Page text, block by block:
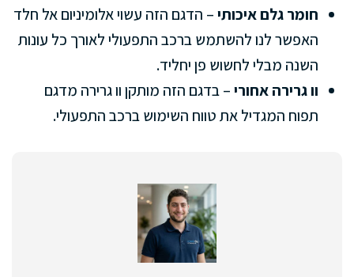
חומר גלם איכותי– הדגם הזה עשוי אלומיניום אל חלד
האפשר לנו להשתמש ברכב התפעולי לאורך כל עונות
השנה מבלי לחשוש פן יחליד.
וו גרירה אחורי– בדגם הזה מותקן וו גרירה מדגם
תפוח המגדיל את טווח השימוש ברכב התפעולי.